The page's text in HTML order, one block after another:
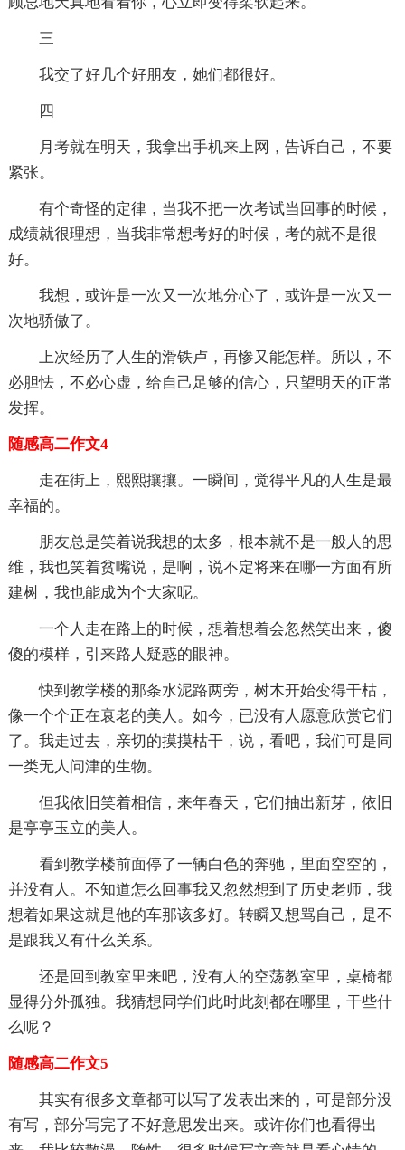
三
我交了好几个好朋友，她们都很好。
四
月考就在明天，我拿出手机来上网，告诉自己，不要
紧张。
有个奇怪的定律，当我不把一次考试当回事的时候，
成绩就很理想，当我非常想考好的时候，考的就不是很
好。
我想，或许是一次又一次地分心了，或许是一次又一
次地骄傲了。
上次经历了人生的滑铁卢，再惨又能怎样。所以，不
必胆怯，不必心虚，给自己足够的信心，只望明天的正常
发挥。
随感高二作文4
走在街上，熙熙攘攘。一瞬间，觉得平凡的人生是最
幸福的。
朋友总是笑着说我想的太多，根本就不是一般人的思
维，我也笑着贫嘴说，是啊，说不定将来在哪一方面有所
建树，我也能成为个大家呢。
一个人走在路上的时候，想着想着会忽然笑出来，傻
傻的模样，引来路人疑惑的眼神。
快到教学楼的那条水泥路两旁，树木开始变得干枯，
像一个个正在衰老的美人。如今，已没有人愿意欣赏它们
了。我走过去，亲切的摸摸枯干，说，看吧，我们可是同
一类无人问津的生物。
但我依旧笑着相信，来年春天，它们抽出新芽，依旧
是亭亭玉立的美人。
看到教学楼前面停了一辆白色的奔驰，里面空空的，
并没有人。不知道怎么回事我又忽然想到了历史老师，我
想着如果这就是他的车那该多好。转瞬又想骂自己，是不
是跟我又有什么关系。
还是回到教室里来吧，没有人的空荡教室里，桌椅都
显得分外孤独。我猜想同学们此时此刻都在哪里，干些什
么呢？
随感高二作文5
其实有很多文章都可以写了发表出来的，可是部分没
有写，部分写完了不好意思发出来。或许你们也看得出